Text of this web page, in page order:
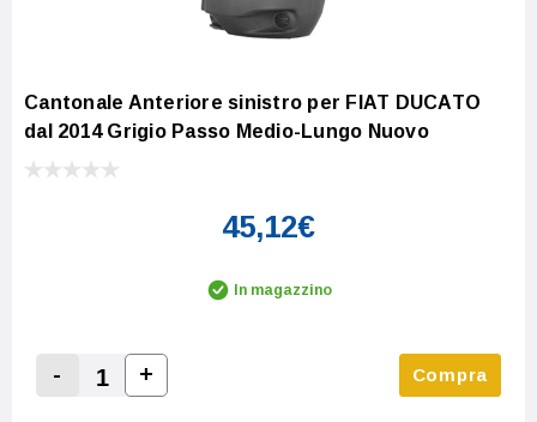
Cantonale Anteriore sinistro per FIAT DUCATO
dal 2014 Grigio Passo Medio-Lungo Nuovo
45,12€
In magazzino
Decrease Quantity:
-
Increase Quantity:
+ Compra